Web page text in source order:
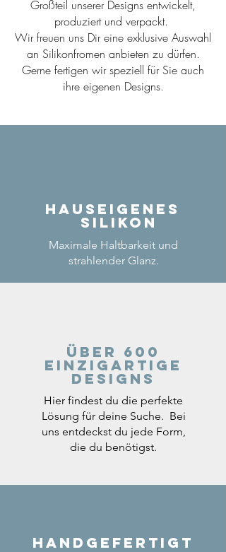
Großteil unserer Designs entwickelt,
produziert und verpackt.
Wir freuen uns Dir eine exklusive Auswahl
an Silikonfromen anbieten zu dürfen.
Gerne fertigen wir speziell für Sie auch
ihre eigenen Designs.
Hauseigenes
Silikon
Maximale Haltbarkeit und
strahlender Glanz.
Über 600
einzigartige
Designs
Hier findest du die perfekte
Lösung für deine Suche. Bei
uns entdeckst du jede Form,
die du benötigst.
Handgefertigt